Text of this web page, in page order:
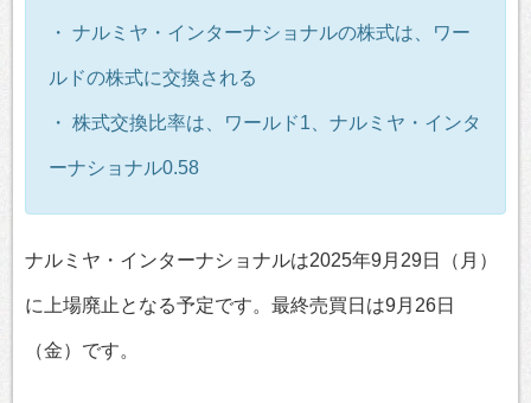
・ ナルミヤ・インターナショナルの株式は、ワー
ルドの株式に交換される
・ 株式交換比率は、ワールド1、ナルミヤ・インタ
ーナショナル0.58
ナルミヤ・インターナショナルは2025年9月29日（月）
に上場廃止となる予定です。最終売買日は9月26日
（金）です。